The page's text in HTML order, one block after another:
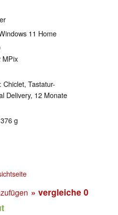
11 Home
MPix
Tastatur-
Delivery, 12 Monate
g
» vergleiche 0